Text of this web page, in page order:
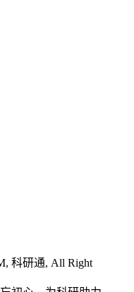
科研通, All Right